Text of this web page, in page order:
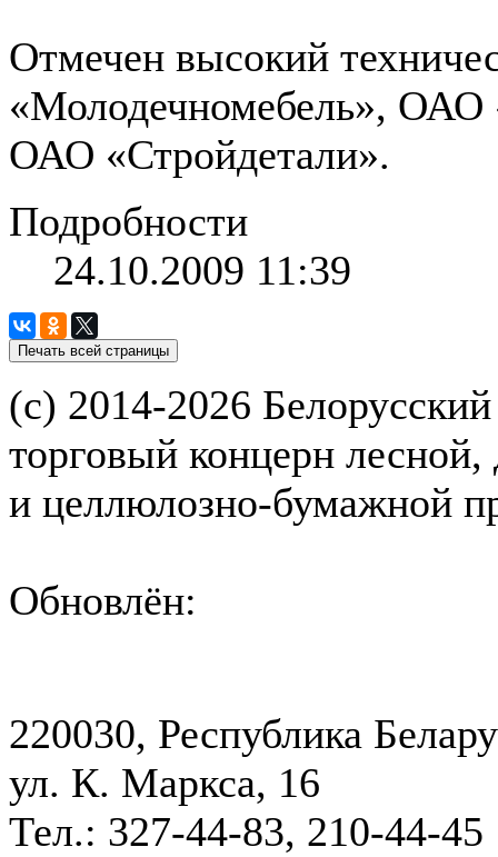
Отмечен высокий
«Молодечномебель»,
ОАО «Стройдетали».
Подробности
24.10.2009 11:39
(с) 2014-2026
торговый концерн
и целлюлозно-бумажной
Обновлён:
220030, Республика
ул. К. Маркса, 16
Тел.: 327-44-83, 210-44-45